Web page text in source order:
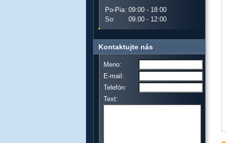
Po-Pia: 09:00 - 18:00
So:
09:00 - 12:00
Kontaktujte nás
Meno:
E-mail:
Telefón:
Text: